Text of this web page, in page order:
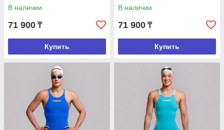
В наличии
71 900 ₸
Купить
В наличии
71 900 ₸
Купить